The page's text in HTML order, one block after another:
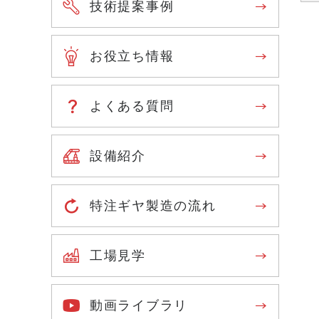
技術提案事例
お役立ち情報
よくある質問
設備紹介
特注ギヤ製造の流れ
工場見学
動画ライブラリ